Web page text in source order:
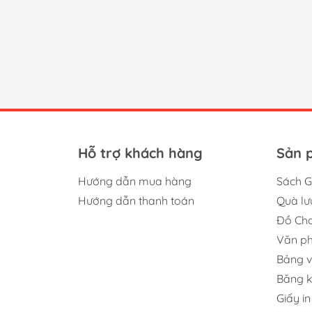
Hỗ trợ khách hàng
Hướng dẫn mua hàng
Hướng dẫn thanh toán
Sản
Sách
Quà
Đồ
Văn
Bảng
Băng
Giấy in